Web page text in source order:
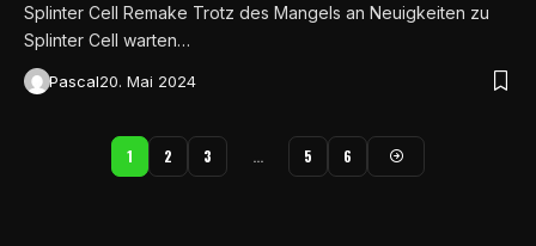
Splinter Cell Remake Trotz des Mangels an Neuigkeiten zu
Splinter Cell warten…
Pascal20. Mai 2024
1 2 3 … 5 6